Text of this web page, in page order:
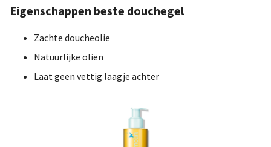
Eigenschappen beste douchegel
Zachte doucheolie
Natuurlijke oliën
Laat geen vettig laagje achter